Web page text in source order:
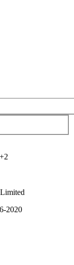
2020